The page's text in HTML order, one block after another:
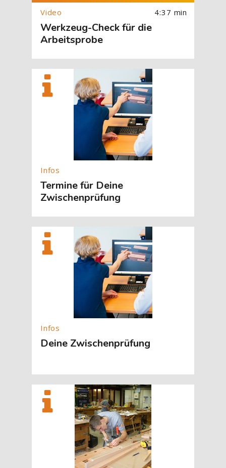
4:37 min
Werkzeug-Check für die
Arbeitsprobe
[Cocoon] About (Text with Image) überspringen
Termine für Deine
Zwischenprüfung
[Cocoon] About (Text with Image) überspringen
Deine Zwischenprüfung
[Cocoon] About (Text with Image) überspringen